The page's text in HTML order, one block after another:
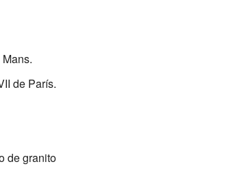
de París.
de granito